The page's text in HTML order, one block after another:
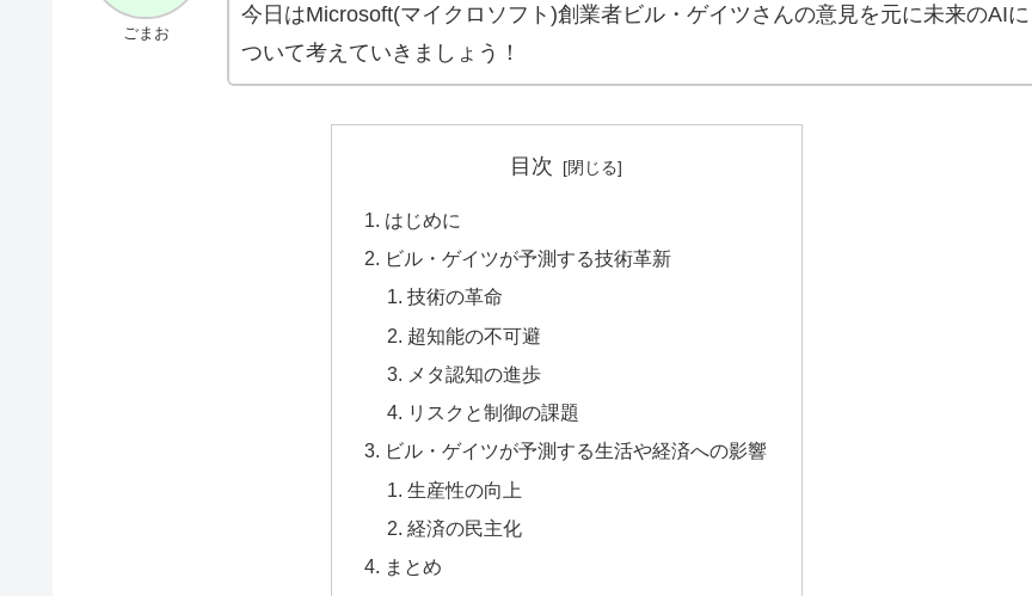
ごまお
今日はMicrosoft(マイクロソフト)創業者ビル・ゲイツさんの意見を元に未来のAIに
ついて考えていきましょう！
目次
はじめに
ビル・ゲイツが予測する技術革新
技術の革命
超知能の不可避
メタ認知の進歩
リスクと制御の課題
ビル・ゲイツが予測する生活や経済への影響
生産性の向上
経済の民主化
まとめ